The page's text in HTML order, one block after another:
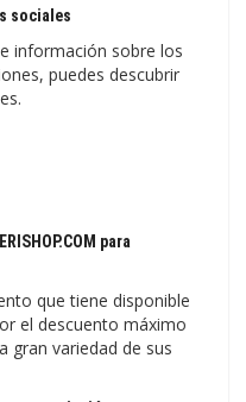
sociales
información sobre los
puedes descubrir
para
que tiene disponible
el descuento máximo
gran variedad de sus